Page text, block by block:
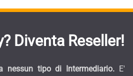
Diventa Reseller!
nessun tipo di Intermediario. E'